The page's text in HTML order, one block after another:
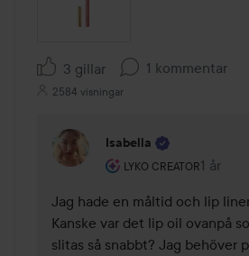
3 gillar 1 kommentar
2584 visningar
Isabella
LYKO CREATOR
Användarens roll: Lyko
1 år
Jag hade en måltid och lip
Kanske var det lip oil ovanpå
slitas så snabbt? Jag behöver